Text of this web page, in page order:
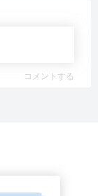
コメントする